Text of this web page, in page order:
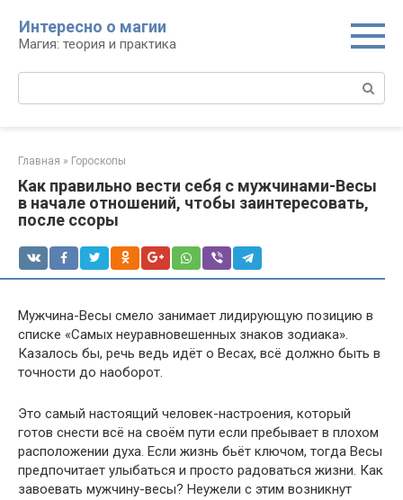
контенту
Интересно о магии
Магия: теория и практика
Главная » Гороскопы
Как правильно вести себя с мужчинами-Весы
в начале отношений, чтобы заинтересовать,
после ссоры
Мужчина-Весы смело занимает лидирующую позицию в
списке «Самых неуравновешенных знаков зодиака».
Казалось бы, речь ведь идёт о Весах, всё должно быть в
точности до наоборот.
Это самый настоящий человек-настроения, который
готов снести всё на своём пути если пребывает в плохом
расположении духа. Если жизнь бьёт ключом, тогда Весы
предпочитает улыбаться и просто радоваться жизни. Как
завоевать мужчину-весы? Неужели с этим возникнут